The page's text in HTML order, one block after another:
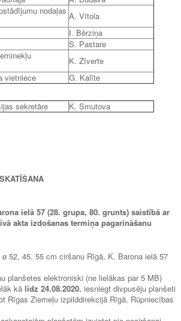
nodaļas A. Vītola
I. Bērziņa
S. Pastare
K. Zīverte
vietniece
G. Kalīte
sekretāre
K. Smutova
ielā 57 (28. grupa, 80. grunts) saistībā ar
akta izdošanas termiņa pagarināšanu
52, 45, 55 cm ciršanu Rīgā, K. Barona ielā 57
planšetes elektroniski (ne lielākas par 5 MB)
kā līdz 24.08.2020. iesniegt divpusēju planšeti
Rīgas Ziemeļu izpilddirekcijā Rīgā, Rūpniecības